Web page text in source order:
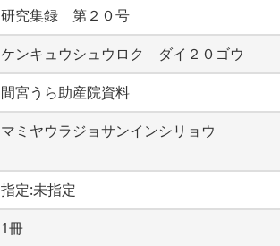
研究集録　第２０号
ケンキュウシュウロク　ダイ２０ゴウ
間宮うら助産院資料
マミヤウラジョサンインシリョウ
指定:未指定
1冊